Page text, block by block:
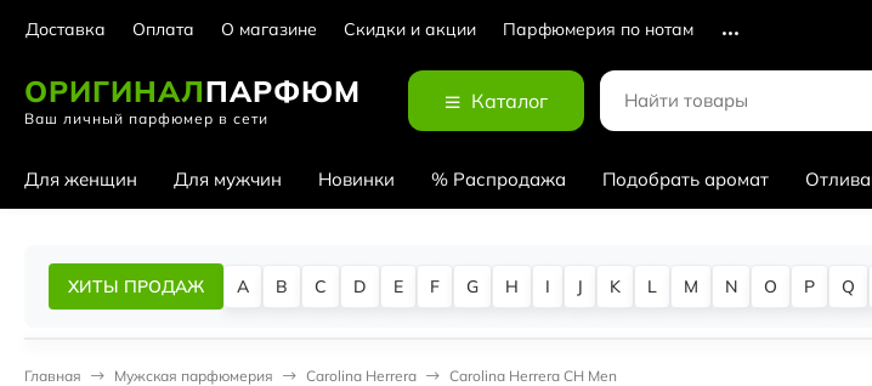
Доставка Оплата О магазине Скидки и акции Парфюмерия по нотам
ОРИГИНАЛПАРФЮМ
Ваш личный парфюмер в сети
Каталог
Для женщин Для мужчин Новинки % Распродажа Подобрать аромат
ХИТЫ ПРОДАЖ A B C D E F G H I J K L M N O P Q
Главная Мужская парфюмерия Carolina Herrera Carolina Herrera CH Men